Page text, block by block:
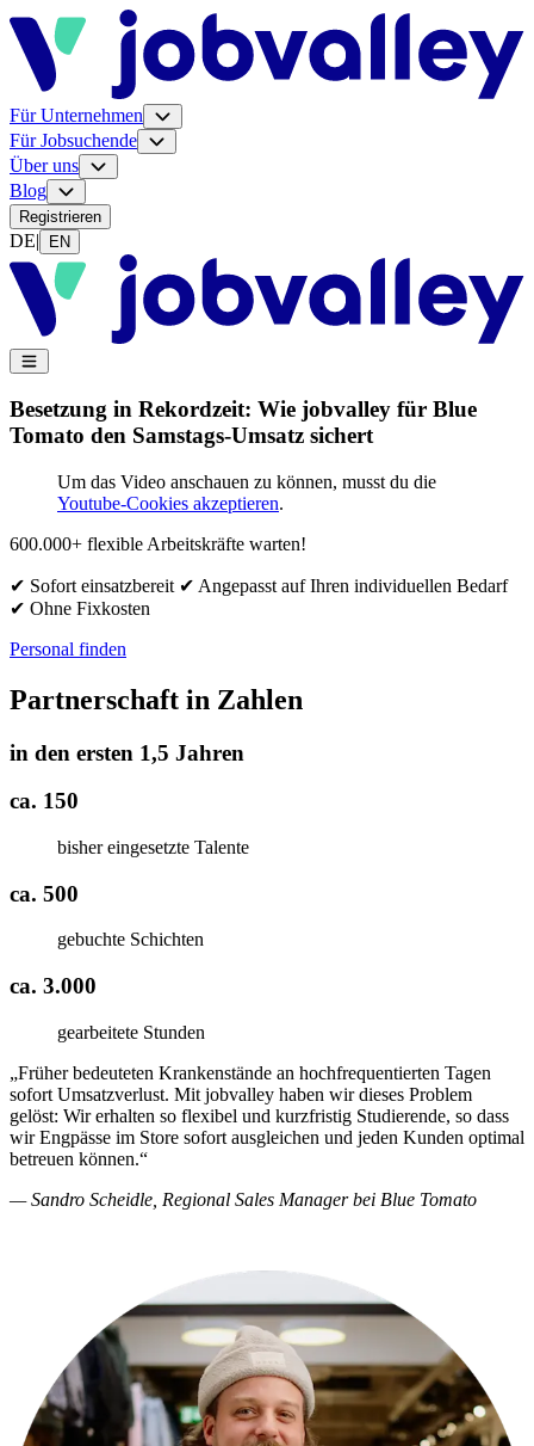
Für Unternehmen
Für Jobsuchende
Über uns
Blog
Registrieren
DE| EN
Besetzung in Rekordzeit: Wie jobvalley für Blue
Tomato den Samstags-Umsatz sichert
Um das Video anschauen zu können, musst du die
Youtube-Cookies akzeptieren.
600.000+ flexible Arbeitskräfte warten!
✔ Sofort einsatzbereit ✔ Angepasst auf Ihren individuellen Bedarf
✔ Ohne Fixkosten
Personal finden
Partnerschaft in Zahlen
in den ersten 1,5 Jahren
ca. 150
bisher eingesetzte Talente
ca. 500
gebuchte Schichten
ca. 3.000
gearbeitete Stunden
„Früher bedeuteten Krankenstände an hochfrequentierten Tagen
sofort Umsatzverlust. Mit jobvalley haben wir dieses Problem
gelöst: Wir erhalten so flexibel und kurzfristig Studierende, so dass
wir Engpässe im Store sofort ausgleichen und jeden Kunden optimal
betreuen können.“
— Sandro Scheidle, Regional Sales Manager bei Blue Tomato